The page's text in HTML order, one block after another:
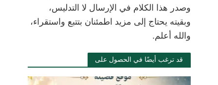
وصدر هذا الكلام في الإرسال لا التدليس،
وبقيته يحتاج إلى مزيد اطمئنان بتتبع واستقراء،
والله أعلم.
قد ترغب أيضًا في الحصول على